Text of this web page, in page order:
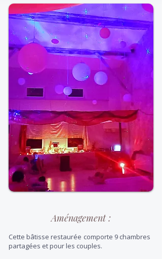
Aménagement :
Cette bâtisse restaurée comporte 9 chambres
partagées et pour les couples.